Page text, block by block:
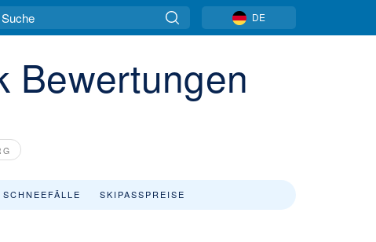
DE
Bewertungen
SCHNEEFÄLLE SKIPASSPREISE